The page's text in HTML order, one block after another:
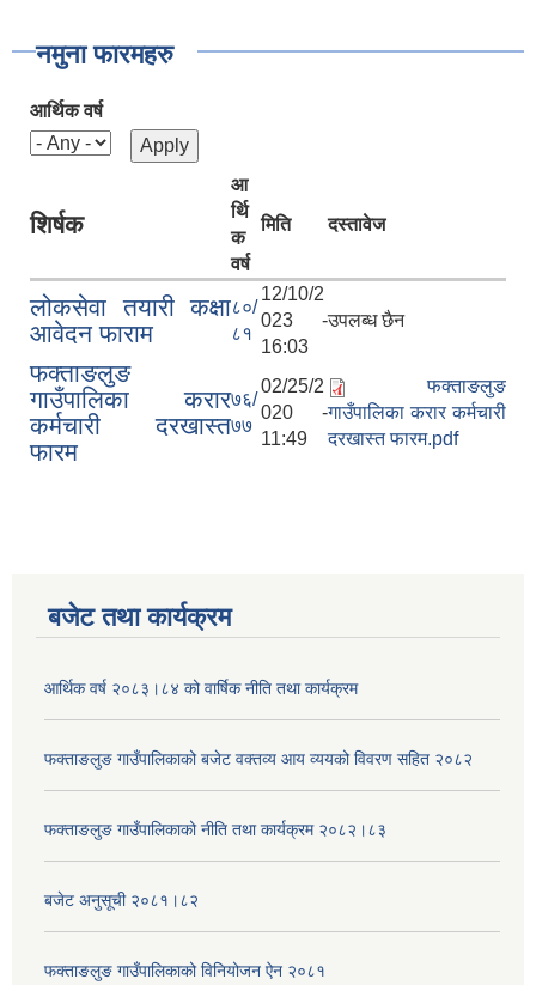
नमुना फारमहरु
आर्थिक वर्ष
शिर्षक
आ
र्थि
क
वर्ष
मिति दस्तावेज
लोकसेवा तयारी कक्षा
आवेदन फाराम
८०/
८१
12/10/2
023 -
16:03
उपलब्ध छैन
फक्ताङलुङ
गाउँपालिका करार
कर्मचारी दरखास्त
फारम
७६/
७७
02/25/2
020 -
11:49
फक्ताङलुङ
गाउँपालिका करार कर्मचारी
दरखास्त फारम.pdf
बजेट तथा कार्यक्रम
आर्थिक वर्ष २०८३।८४ को वार्षिक नीति तथा कार्यक्रम
फक्ताङलुङ गाउँपालिकाको बजेट वक्तव्य आय व्ययको विवरण सहित २०८२
फक्ताङलुङ गाउँपालिकाको नीति तथा कार्यक्रम २०८२।८३
बजेट अनुसूची २०८१।८२
फक्ताङलुङ गाउँपालिकाको विनियोजन ऐन २०८१